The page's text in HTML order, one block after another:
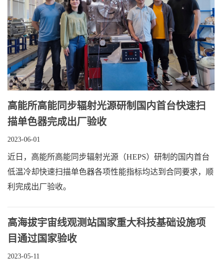
高能所高能同步辐射光源研制国内首台快速扫
描单色器完成出厂验收
2023-06-01
近日，高能所高能同步辐射光源（HEPS）研制的国内首台
低温冷却快速扫描单色器各项性能指标均达到合同要求，顺
利完成出厂验收。
高海拔宇宙线观测站国家重大科技基础设施项
目通过国家验收
2023-05-11